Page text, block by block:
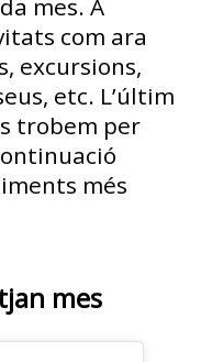
mes. A
com ara
excursions,
etc. L’últim
trobem per
més
mes